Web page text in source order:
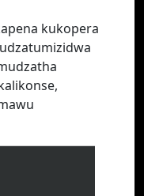
kukopera